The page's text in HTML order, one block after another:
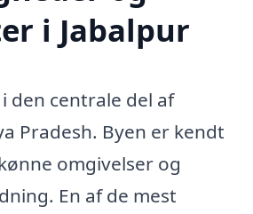
i Jabalpur
den centrale del af
Pradesh. Byen er kendt
omgivelser og
En af de mest